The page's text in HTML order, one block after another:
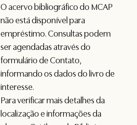
O acervo bibliográfico do MCAP
não está disponível para
empréstimo. Consultas podem
ser agendadas através do
formulário deContato,
informando os dados do livro de
interesse.
Para verificar mais detalhes da
localização e informações da